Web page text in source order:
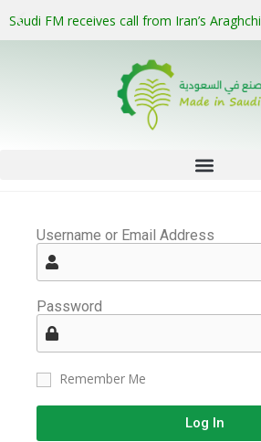
Saudi FM receives call from Iran’s Araghchi
Username or Email Address
Password
Remember Me
Log In